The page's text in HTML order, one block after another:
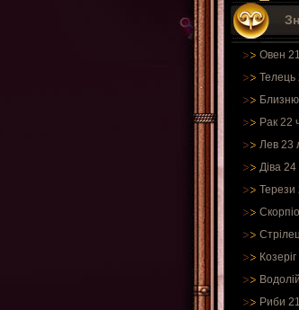
Овен
Телець
Рак 22
Лев 23
Діва
Терези
Риби